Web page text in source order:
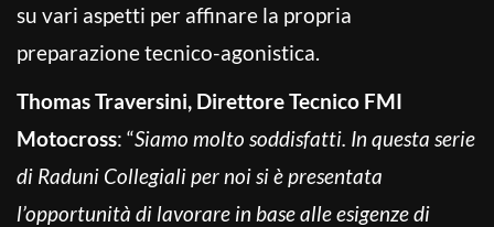
su vari aspetti per affinare la propria
preparazione tecnico-agonistica.
Thomas Traversini, Direttore Tecnico FMI
Motocross: “Siamo molto soddisfatti. In questa serie
di Raduni Collegiali per noi si è presentata
l’opportunità di lavorare in base alle esigenze di